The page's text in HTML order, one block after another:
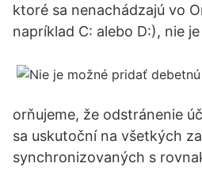
ktoré sa nenachádzajú vo
napríklad C: alebo D:), nie
orňujeme, že odstránenie
sa uskutoční na všetkých
synchronizovaných s